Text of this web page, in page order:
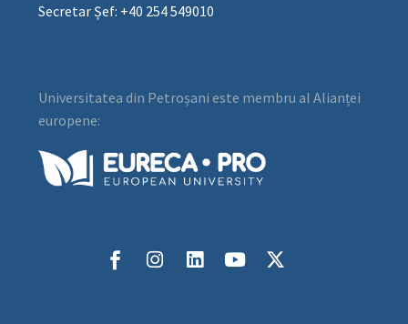
Secretar Șef: +40 254 549010
Universitatea din Petroșani este membru al Alianței
europene: